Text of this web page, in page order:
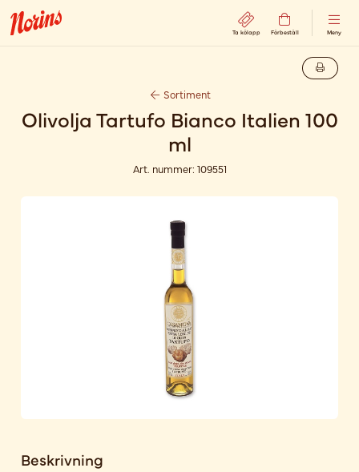
Ta kölapp Förbeställ Meny
Sortiment
Olivolja Tartufo Bianco Italien 100
ml
Art. nummer: 109551
Beskrivning